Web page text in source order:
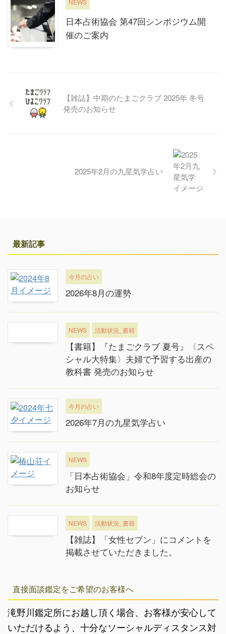
NEWS
日本占術協会 第47回シンポジウム開
催のご案内
【雑誌】中期のたまごクラブ 2025年 冬号
発売のお知らせ
2025年2月の九星気学占い
最新記事
今月の占い
2026年8月の運勢
NEWS 活動状況_書籍
【書籍】『たまごクラブ 夏号』〈スペ
シャル大特集〉夫婦で予習する出産の
教科書 発売のお知らせ
今月の占い
2026年7月の九星気学占い
NEWS
「日本占術協会」令和8年度定時総会の
お知らせ
NEWS 活動状況_書籍
【雑誌】「女性セブン」にコメントを
掲載させていただきました。
直接面談鑑定をご希望のお客様へ
滝野川鑑定所にお越し頂く場合、お客様が安心して
いただけるよう、十分なソーシャルディスタンス対